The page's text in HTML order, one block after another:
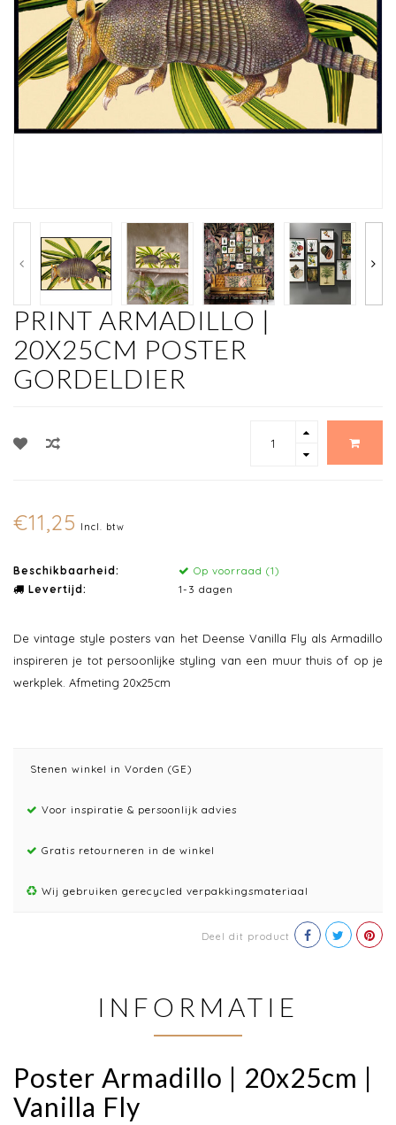
PRINT ARMADILLO |
20X25CM POSTER
GORDELDIER
€11,25 Incl. btw
Beschikbaarheid:
Op voorraad (1)
Levertijd:
1-3 dagen
De vintage style posters van het Deense Vanilla Fly als Armadillo
inspireren je tot persoonlijke styling van een muur thuis of op je
werkplek. Afmeting 20x25cm
Stenen winkel in Vorden (GE)
Voor inspiratie & persoonlijk advies
Gratis retourneren in de winkel
Wij gebruiken gerecycled verpakkingsmateriaal
Deel dit product
INFORMATIE
Poster Armadillo | 20x25cm |
Vanilla Fly